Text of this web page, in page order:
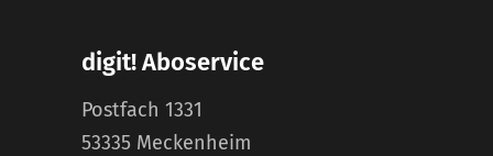
digit! Aboservice
Postfach 1331
53335 Meckenheim